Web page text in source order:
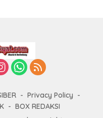
Privacy Policy
BOX REDAKSI